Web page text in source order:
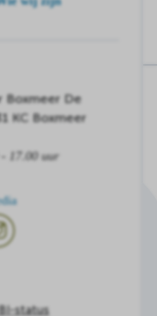
Boxmeer De
KC Boxmeer
17.00 uur
status